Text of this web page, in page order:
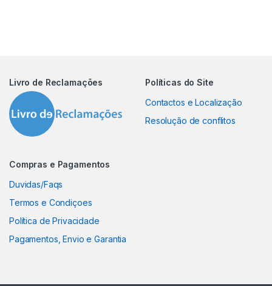
Livro de Reclamações
Políticas do Site
Contactos e Localização
Resolução de conflitos
Compras e Pagamentos
Duvidas/Faqs
Termos e Condiçoes
Política de Privacidade
Pagamentos, Envio e Garantia